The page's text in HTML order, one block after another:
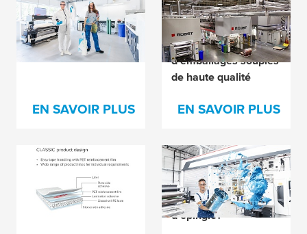
Éviter la levée de
plaque dans toutes
les conditions?
EN SAVOIR PLUS
Comment Roberts
Mart excelle dans
l'impression
d'emballages souples
de haute qualité
EN SAVOIR PLUS
Le secret derrière
chaque imprimante
heureuse ?
Vous essayez de
résoudre les
problèmes de trous
d'épingle?